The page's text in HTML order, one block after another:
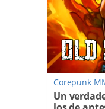
Corepunk
Un